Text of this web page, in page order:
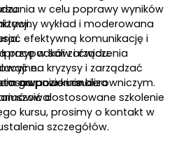
w celu poprawy wyników
efektywną komunikację i
w sali zarządu.
na kryzysy i zarządzać
na poziomie kierowniczym.
wykład i moderowana
przypadków i ćwiczenia
grupowe i analiza
kursu
dostosowane szkolenie
kursu, prosimy o kontakt w
szczegółów.